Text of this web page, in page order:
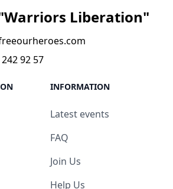
Liberation"
92 57
INFORMATION
Latest events
FAQ
Join Us
Help Us